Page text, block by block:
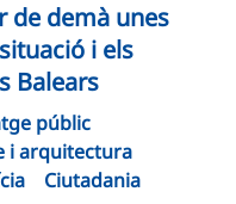
de demà unes
i els
Balears
públic
i arquitectura
Ciutadania